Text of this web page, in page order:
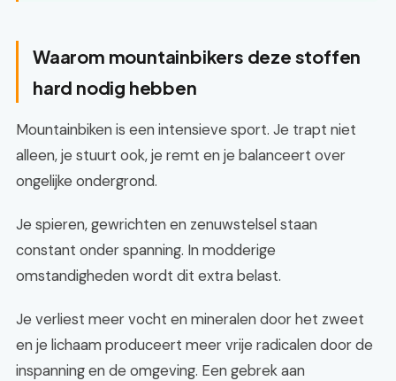
Waarom mountainbikers deze stoffen
hard nodig hebben
Mountainbiken is een intensieve sport. Je trapt niet
alleen, je stuurt ook, je remt en je balanceert over
ongelijke ondergrond.
Je spieren, gewrichten en zenuwstelsel staan
constant onder spanning. In modderige
omstandigheden wordt dit extra belast.
Je verliest meer vocht en mineralen door het zweet
en je lichaam produceert meer vrije radicalen door de
inspanning en de omgeving. Een gebrek aan